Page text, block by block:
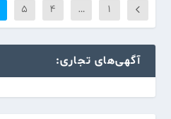
۱ … ۴ ۵
آگهی‌های تجاری: